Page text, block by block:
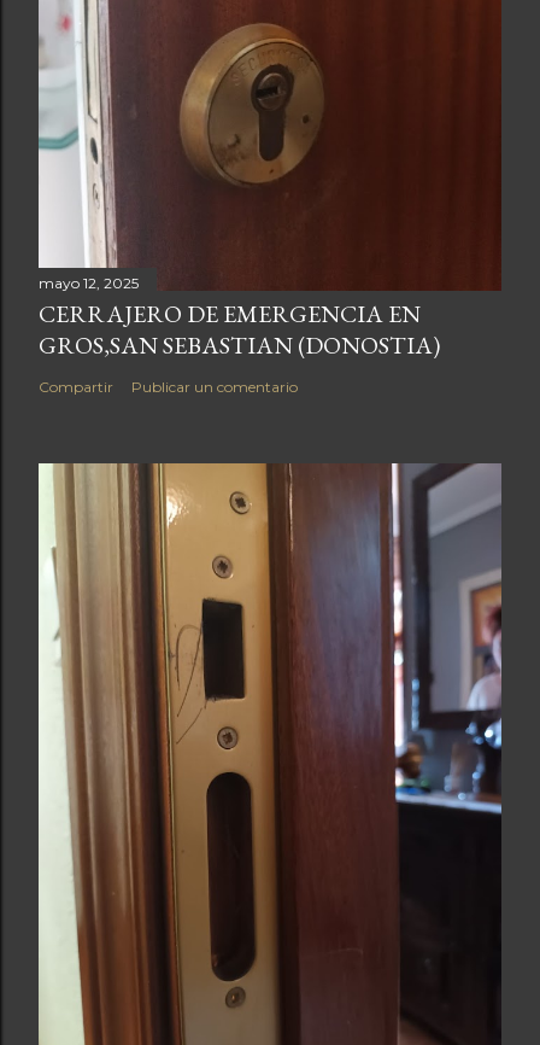
mayo 12, 2025
CERRAJERO DE EMERGENCIA EN
GROS,SAN SEBASTIAN (DONOSTIA)
Compartir Publicar un comentario